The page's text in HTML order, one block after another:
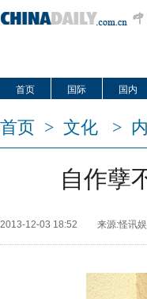
首页 国际 国内
首页 > 文化 >
自作孽
2013-12-03 18:52 来源:怪讯